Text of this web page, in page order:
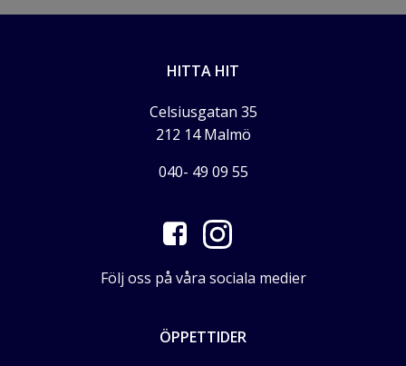
HITTA HIT
Celsiusgatan 35
212 14 Malmö
040- 49 09 55
Följ oss på våra sociala medier
ÖPPETTIDER